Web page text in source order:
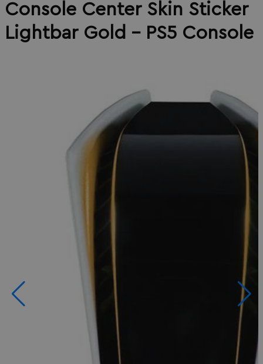
Console Center Skin Sticker
Lightbar Gold - PS5 Console